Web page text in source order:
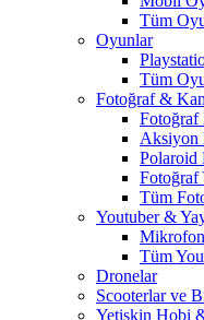
Tüm
Oyunlar
Tüm
Fotoğraf &
Fotoğraf
Aksiyon
Polaroid
Fotoğraf
Tüm
Youtuber &
Tüm
Dronelar
Scooterlar ve
Yetişkin Hobi